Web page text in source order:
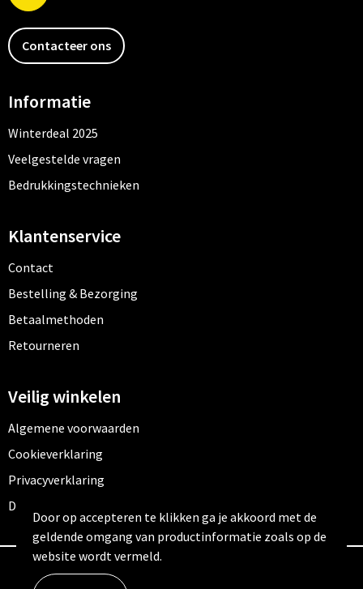
Contacteer ons
Informatie
Winterdeal 2025
Veelgestelde vragen
Bedrukkingstechnieken
Klantenservice
Contact
Bestelling & Bezorging
Betaalmethoden
Retourneren
Veilig winkelen
Algemene voorwaarden
Cookieverklaring
Privacyverklaring
Disclaimer
© Copyright Outfitters 2026
Door op accepteren te klikken ga je akkoord met de
geldende omgang van productinformatie zoals op de
website wordt vermeld.